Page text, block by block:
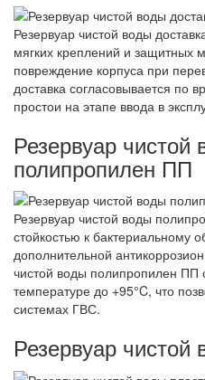
Резервуар чистой воды
мягких креплений и защитных
повреждение корпуса при
доставка согласовывается по
простои на этапе ввода в
Резервуар чистой
полипропилен ПП
Резервуар чистой воды
стойкостью к бактериальному
дополнительной
чистой воды полипропилен ПП
температуре до +95°C, что
системах ГВС.
Резервуар